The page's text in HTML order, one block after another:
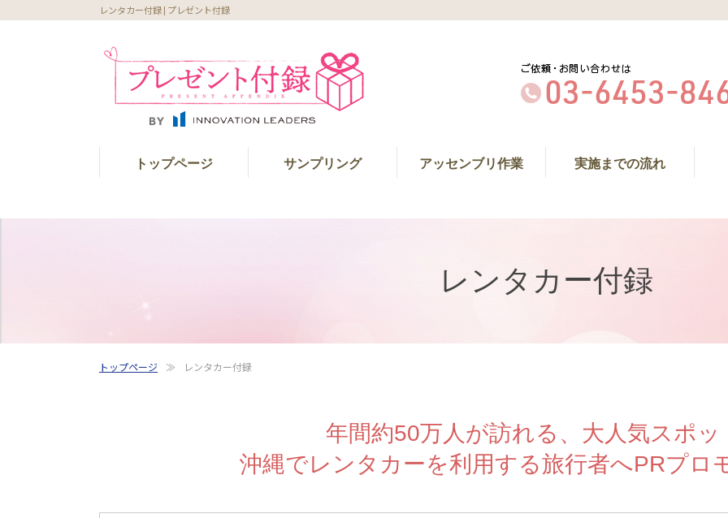
レンタカー付録 | プレゼント付録
トップページ サンプリング アッセンブリ作業 実施までの流れ
レンタカー付録
トップページ レンタカー付録
年間約50万人が訪れる、大人気スポッ
沖縄でレンタカーを利用する旅行者へPRプロ